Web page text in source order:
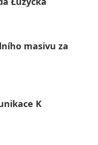
masivu za
K